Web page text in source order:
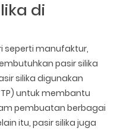
di
seperti manufaktur,
pasir silika
silika digunakan
untuk membantu
pembuatan berbagai
itu, pasir silika juga